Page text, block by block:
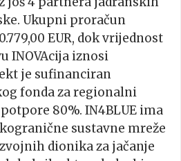
Ukupni proračun
EUR, dok vrijednost
INOVAcija iznosi
je sufinanciran
fonda za regionalni
80%. IN4BLUE ima
sustavne mreže
dionika za jačanje